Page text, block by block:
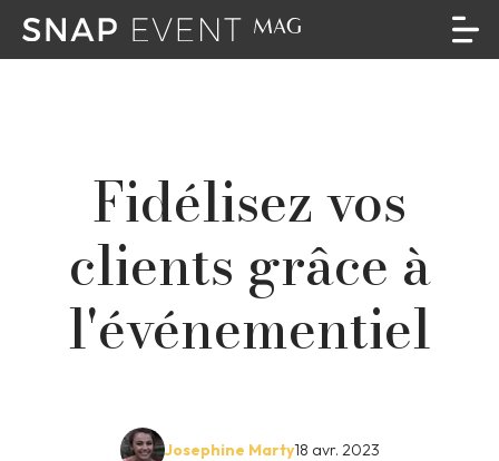
Fidélisez vos
clients grâce à
l'événementiel
18 avr. 2023
Josephine Marty